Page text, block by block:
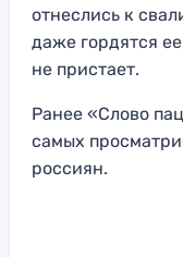
отнеслись к
даже гордятся
не пристает.
Ранее «Слово
самых
россиян.